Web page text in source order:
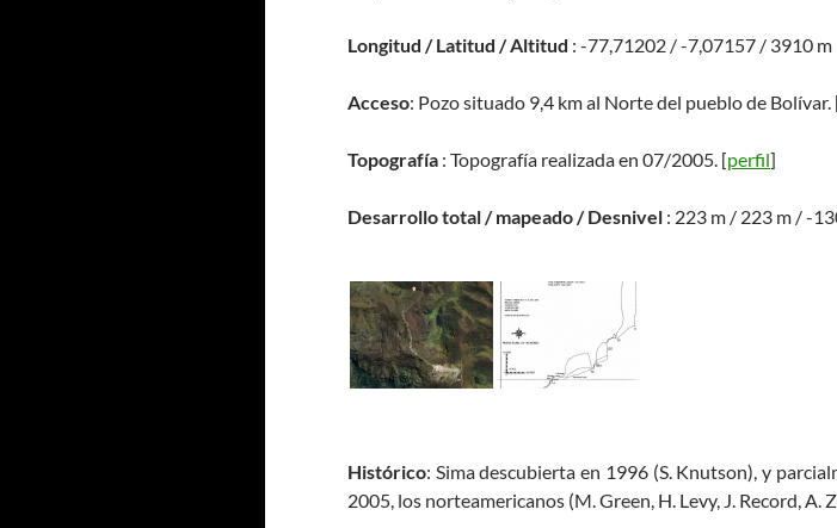
Longitud / Latitud / Altitud : -77,71202 / -7,07157 / 3910 m
Acceso: Pozo situado 9,4 km al Norte del pueblo de Bolívar.
Topografía : Topografía realizada en 07/2005. [perfil]
Desarrollo total / mapeado / Desnivel : 223 m / 223 m / -
Histórico: Sima descubierta en 1996 (S. Knutson), y
2005, los norteamericanos (M. Green, H. Levy, J. Record, A.